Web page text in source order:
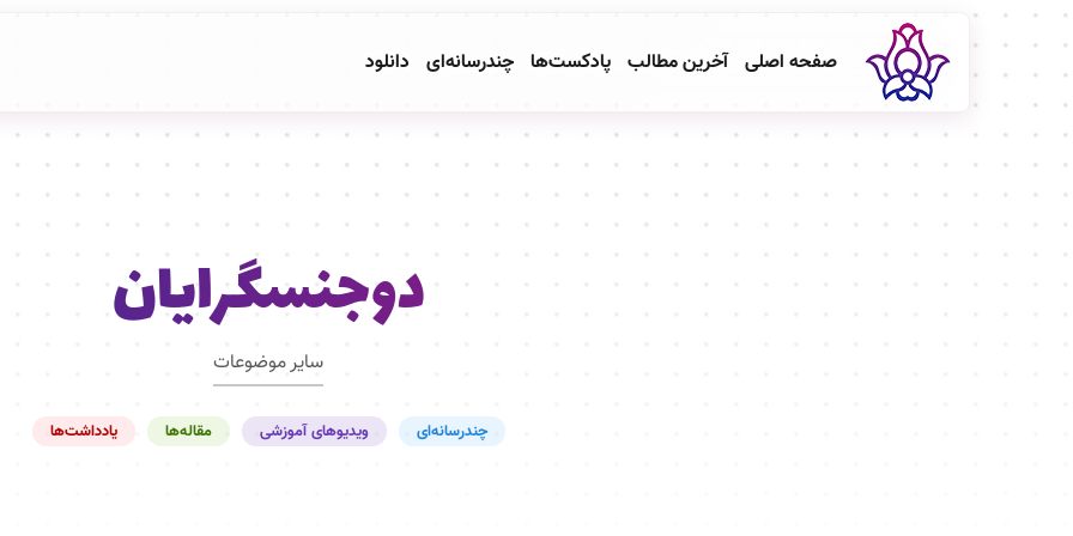
صفحه اصلی آخرین مطالب پادکست‌ها چندرسانه‌ای دانلود
دوجنسگرایان
سایر موضوعات
چندرسانه‌ای ویدیوهای آموزشی مقاله‌ها یادداشت‌ها